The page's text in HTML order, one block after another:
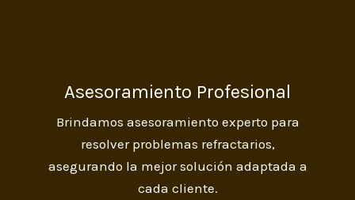
Asesoramiento Profesional
Brindamos asesoramiento experto para
resolver problemas refractarios,
asegurando la mejor solución adaptada a
cada cliente.